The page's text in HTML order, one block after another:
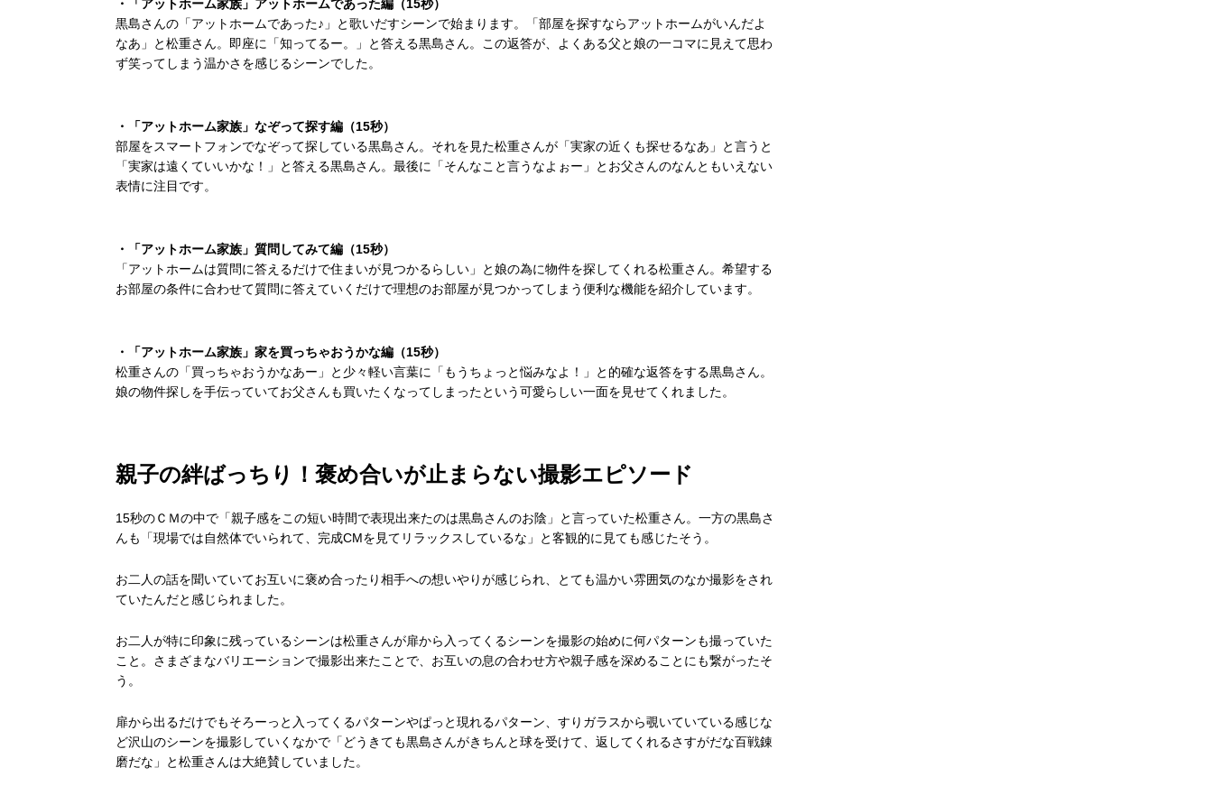
・「アットホーム家族」アットホームであった編（15秒）
黒島さんの「アットホームであった♪」と歌いだすシーンで始まります。「部屋を探すならアットホームがいんだよ
なあ」と松重さん。即座に「知ってるー。」と答える黒島さん。この返答が、よくある父と娘の一コマに見えて思わ
ず笑ってしまう温かさを感じるシーンでした。
・「アットホーム家族」なぞって探す編（15秒）
部屋をスマートフォンでなぞって探している黒島さん。それを見た松重さんが「実家の近くも探せるなあ」と言うと
「実家は遠くていいかな！」と答える黒島さん。最後に「そんなこと言うなよぉー」とお父さんのなんともいえない
表情に注目です。
・「アットホーム家族」質問してみて編（15秒）
「アットホームは質問に答えるだけで住まいが見つかるらしい」と娘の為に物件を探してくれる松重さん。希望する
お部屋の条件に合わせて質問に答えていくだけで理想のお部屋が見つかってしまう便利な機能を紹介しています。
・「アットホーム家族」家を買っちゃおうかな編（15秒）
松重さんの「買っちゃおうかなあー」と少々軽い言葉に「もうちょっと悩みなよ！」と的確な返答をする黒島さん。
娘の物件探しを手伝っていてお父さんも買いたくなってしまったという可愛らしい一面を見せてくれました。
親子の絆ばっちり！褒め合いが止まらない撮影エピソード
15秒のＣＭの中で「親子感をこの短い時間で表現出来たのは黒島さんのお陰」と言っていた松重さん。一方の黒島さ
んも「現場では自然体でいられて、完成CMを見てリラックスしているな」と客観的に見ても感じたそう。
お二人の話を聞いていてお互いに褒め合ったり相手への想いやりが感じられ、とても温かい雰囲気のなか撮影をされ
ていたんだと感じられました。
お二人が特に印象に残っているシーンは松重さんが扉から入ってくるシーンを撮影の始めに何パターンも撮っていた
こと。さまざまなバリエーションで撮影出来たことで、お互いの息の合わせ方や親子感を深めることにも繋がったそ
う。
扉から出るだけでもそろーっと入ってくるパターンやぱっと現れるパターン、すりガラスから覗いていている感じな
ど沢山のシーンを撮影していくなかで「どうきても黒島さんがきちんと球を受けて、返してくれるさすがだな百戦錬
磨だな」と松重さんは大絶賛していました。